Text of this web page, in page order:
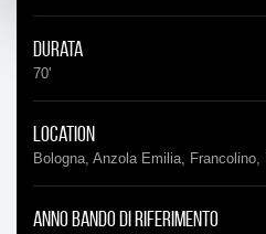
Durata
70'
Location
Bologna, Anzola Emilia, Francolino,
Anno bando di riferimento